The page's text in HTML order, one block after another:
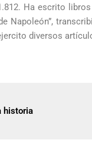
Ha escrito
Napoleón”,
diversos
historia